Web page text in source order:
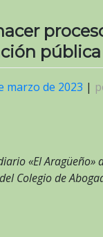
marzo de 2023 |
«El
Colegio de